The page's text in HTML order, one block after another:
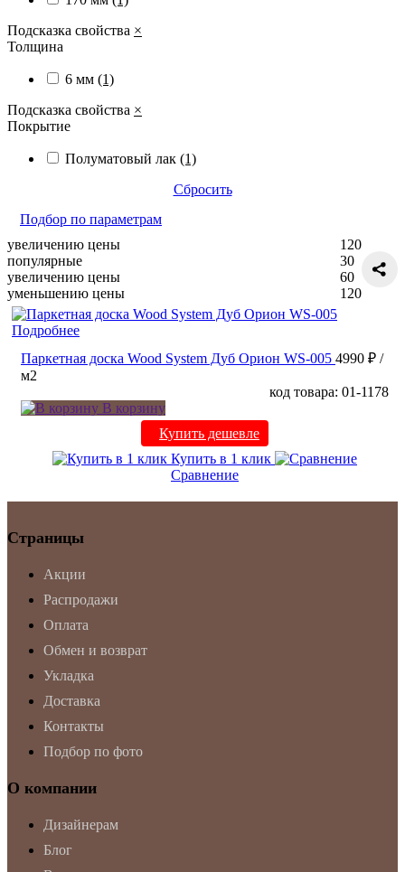
Подсказка свойства ×
Толщина
6 мм (1)
Подсказка свойства ×
Покрытие
Полуматовый лак (1)
Сбросить
Подбор по параметрам
увеличению цены
популярные
увеличению цены
уменьшению цены
120
30
60
120
Подробнее
Паркетная доска Wood System Дуб Орион WS-005 4990 ₽ /
м2
код товара: 01-1178
В корзину
Купить дешевле
Купить в 1 клик
Сравнение
Страницы
Акции
Распродажи
Оплата
Обмен и возврат
Укладка
Доставка
Контакты
Подбор по фото
О компании
Дизайнерам
Блог